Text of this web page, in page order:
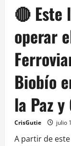
🔴 Este
operar
Biobío
la Paz
CrisGutie julio
A partir de